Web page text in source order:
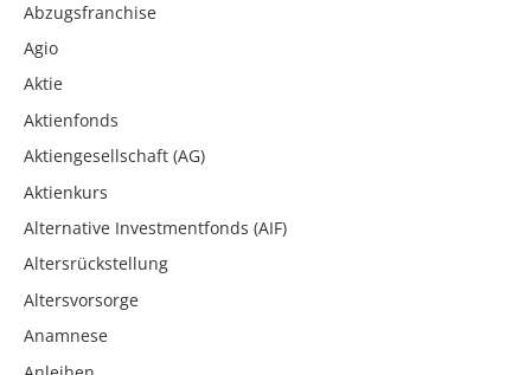
Abzugsfranchise
Agio
Aktie
Aktienfonds
Aktiengesellschaft (AG)
Aktienkurs
Alternative Investmentfonds (AIF)
Altersrückstellung
Altersvorsorge
Anamnese